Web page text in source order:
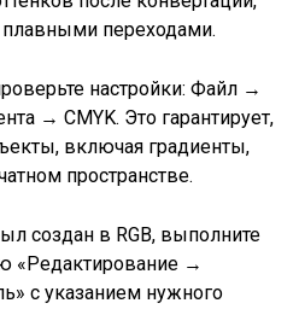
плавными переходами.
настройки: Файл →
→ CMYK. Это гарантирует,
включая градиенты,
пространстве.
создан в RGB, выполните
«Редактирование →
с указанием нужного